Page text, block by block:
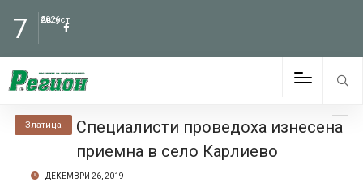
7 Август
2026
Златица
Специалисти проведоха изнесена
приемна в село Карлиево
ДЕКЕМВРИ 26, 2019